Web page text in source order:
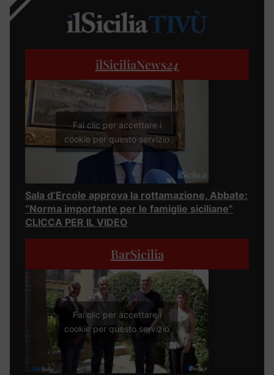
ilSiciliaNews24
Fai clic per accettare i
cookie per questo servizio
Sala d’Ercole approva la rottamazione, Abbate:
“Norma importante per le famiglie siciliane”
CLICCA PER IL VIDEO
BarSicilia
Fai clic per accettare i
cookie per questo servizio